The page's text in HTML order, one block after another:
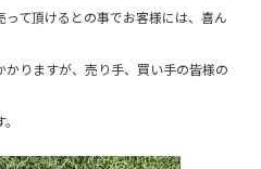
て頂けるとの事でお客様には、喜ん
りますが、売り手、買い手の皆様の